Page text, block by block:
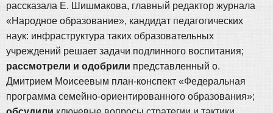
рассказала Е. Шишмакова, главный редактор журнала
«Народное образование», кандидат педагогических
наук: инфраструктура таких образовательных
учреждений решает задачи подлинного воспитания;
рассмотрели и одобрили представленный о.
Дмитрием Моисеевым план-конспект «Федеральная
программа семейно-ориентированного образования»;